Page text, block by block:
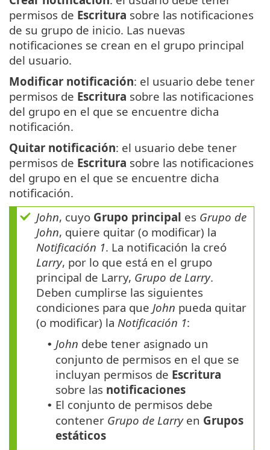
permisos de Escritura sobre las notificaciones
de su grupo de inicio. Las nuevas
notificaciones se crean en el grupo principal
del usuario.
Modificar notificación: el usuario debe tener
permisos de Escritura sobre las notificaciones
del grupo en el que se encuentre dicha
notificación.
Quitar notificación: el usuario debe tener
permisos de Escritura sobre las notificaciones
del grupo en el que se encuentre dicha
notificación.
John, cuyo Grupo principal es Grupo de
John, quiere quitar (o modificar) la
Notificación 1. La notificación la creó
Larry, por lo que está en el grupo
principal de Larry, Grupo de Larry.
Deben cumplirse las siguientes
condiciones para que John pueda quitar
(o modificar) la Notificación 1:
• John debe tener asignado un
conjunto de permisos en el que se
incluyan permisos de Escritura
sobre las notificaciones
• El conjunto de permisos debe
contener Grupo de Larryen Grupos
estáticos